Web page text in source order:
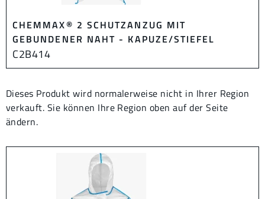
CHEMMAX® 2 SCHUTZANZUG MIT
GEBUNDENER NAHT - KAPUZE/STIEFEL
C2B414
Dieses Produkt wird normalerweise nicht in Ihrer Region
verkauft. Sie können Ihre Region oben auf der Seite
ändern.